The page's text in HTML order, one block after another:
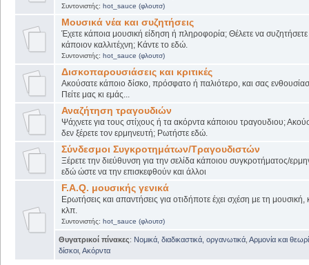
Συντονιστής: hot_sauce (φλουτσ)
Μουσικά νέα και συζητήσεις
Έχετε κάποια μουσική είδηση ή πληροφορία; Θέλετε να
κάποιον καλλιτέχνη; Κάντε το εδώ.
Συντονιστής: hot_sauce (φλουτσ)
Δισκοπαρουσιάσεις και κριτικές
Ακούσατε κάποιο δίσκο, πρόσφατο ή παλιότερο, και σας
Πείτε μας κι εμάς...
Αναζήτηση τραγουδιών
Ψάχνετε για τους στίχους ή τα ακόρντα κάποιου τραγουδιου;
δεν ξέρετε τον ερμηνευτή; Ρωτήστε εδώ.
Σύνδεσμοι Συγκροτημάτων/Τραγουδιστών
Ξέρετε την διεύθυνση για την σελίδα κάποιου συγκροτήματος/
εδώ ώστε να την επισκεφθούν και άλλοι
F.A.Q. μουσικής γενικά
Ερωτήσεις και απαντήσεις για οτιδήποτε έχει σχέση με τη μουσική,
κλπ.
Συντονιστής: hot_sauce (φλουτσ)
Θυγατρικοί πίνακες: Νομικά, διαδικαστικά, οργανωτικά Αρμονία και
δίσκοι Ακόρντα